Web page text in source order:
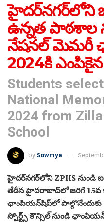
హైదర్‌నగర్‌లోని
ఉన్నత పాఠశాల
నేషనల్ మెమరీ
2024కి ఎంపికైన
Students
National
2024 from
School
by Sowmya
హైదర్‌నగర్‌లోని ZPHS నుండి
తేదీన హైదరాబాద్‌లో జరిగే
ఛాంపియన్‌షిప్‌లో
స్పోర్ట్స్ కౌన్సిల్ నుండి